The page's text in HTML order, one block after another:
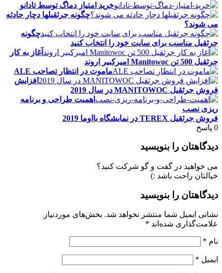
خرید امتیاز دماگ توسط تادانو
چگونه جرثقیلها دچار حادثه
می شوند؟
چگونه
جرثقیل مناسب برای سایت خود را انتخاب کنید
آغاز به کار
جرثقیل 500 تن Manitowoc امیرکبیر اروند
ماموت در انتظار تصاحب ALE
افزایش
فروش جرثقیل MANITOWOC در سال 2019
اهمیت طراحی و برنامه
ریزی نصب
فروش جرثقیل TEREX در نمایشگاه بااوما 2019
0 پاسخ
دیدگاهتان را بنویسید
می خواهید در گفت و گو شرکت کنید؟
خیالتان راحت باشد :)
دیدگاهتان را بنویسید
نشانی ایمیل شما منتشر نخواهد شد. بخش‌های موردنیاز
علامت‌گذاری شده‌اند *
نام *
ایمیل *